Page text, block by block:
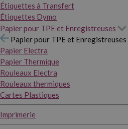
Étiquettes à Transfert
Étiquettes Dymo
Papier pour TPE et Enregistreuses
Papier pour TPE et Enregistreuses
Papier Electra
Papier Thermique
Rouleaux Electra
Rouleaux thermiques
Cartes Plastiques
Imprimerie